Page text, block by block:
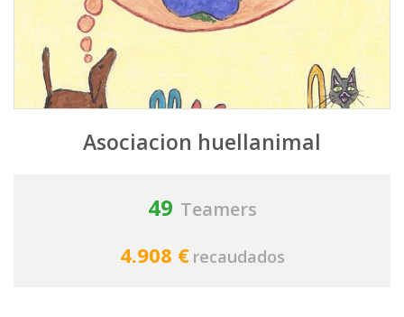
Asociacion huellanimal
49 Teamers
4.908 € recaudados